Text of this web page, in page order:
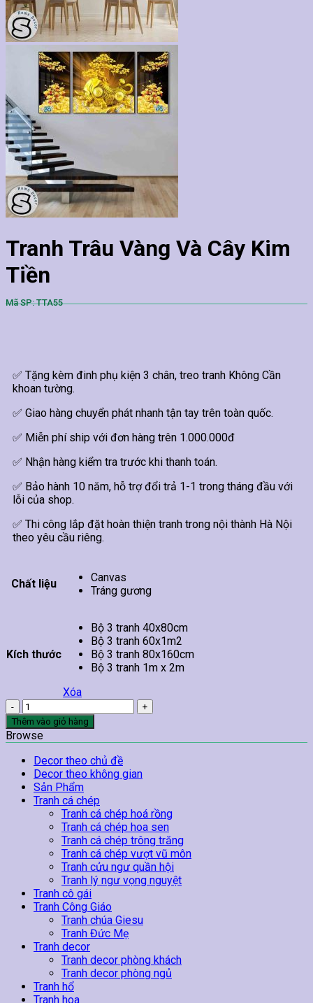
Tranh Trâu Vàng Và Cây Kim
Tiền
Mã SP: TTA55
✅ Tặng kèm đinh phụ kiện 3 chân, treo tranh Không Cần
khoan tường.
✅ Giao hàng chuyển phát nhanh tận tay trên toàn quốc.
✅ Miễn phí ship với đơn hàng trên 1.000.000đ
✅ Nhận hàng kiểm tra trước khi thanh toán.
✅ Bảo hành 10 năm, hỗ trợ đổi trả 1-1 trong tháng đầu với
lỗi của shop.
✅ Thi công lắp đặt hoàn thiện tranh trong nội thành Hà Nội
theo yêu cầu riêng.
Chất liệu
Canvas
Tráng gương
Kích thước
Bộ 3 tranh 40x80cm
Bộ 3 tranh 60x1m2
Bộ 3 tranh 80x160cm
Bộ 3 tranh 1m x 2m
Xóa
Tranh
Trâu
Vàng
Và
Cây
Kim
Tiền
số
lượng
Thêm vào giỏ hàng
Browse
Decor theo chủ đề
Decor theo không gian
Sản Phẩm
Tranh cá chép
Tranh cá chép hoá rồng
Tranh cá chép hoa sen
Tranh cá chép trông trăng
Tranh cá chép vượt vũ môn
Tranh cửu ngư quần hội
Tranh lý ngư vọng nguyệt
Tranh cô gái
Tranh Công Giáo
Tranh chúa Giesu
Tranh Đức Mẹ
Tranh decor
Tranh decor phòng khách
Tranh decor phòng ngủ
Tranh hổ
Tranh hoa